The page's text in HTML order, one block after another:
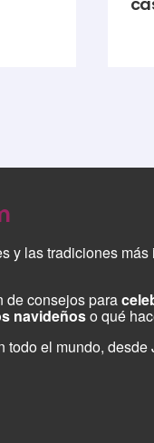
y las tradiciones
de consejos para
navideñoso qué
el mundo,